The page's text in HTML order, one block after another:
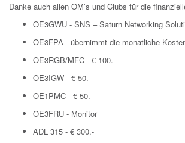
Danke auch allen OM’s und Clubs für die
OE3GWU - SNS – Saturn Networking
OE3FPA - übernimmt die monatliche
OE3RGB/MFC - € 100.-
OE3IGW - € 50.-
OE1PMC - € 50.-
OE3FRU - Monitor
ADL 315 - € 300.-